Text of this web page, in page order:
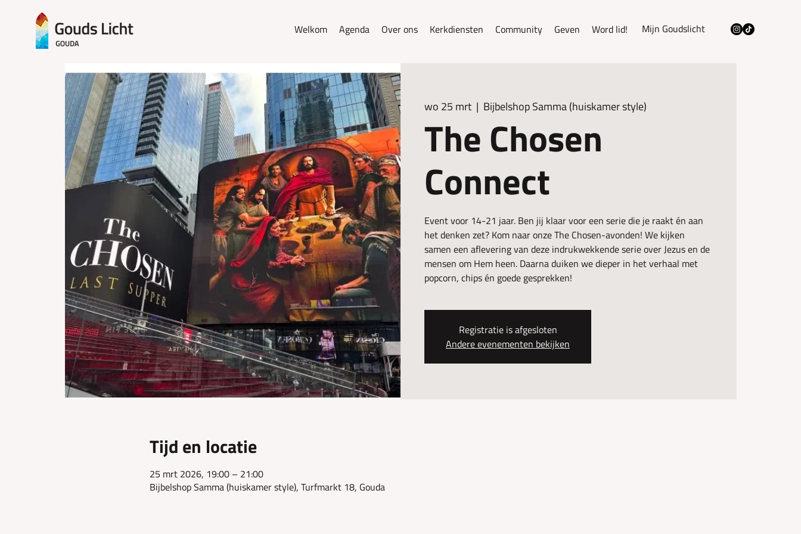
Welkom Agenda Over ons Kerkdiensten Community Geven Word lid! Mijn Goudslicht
wo 25 mrt
  |
Bijbelshop Samma (huiskamer style)
The Chosen
Connect
Event voor 14-21 jaar. Ben jij klaar voor een serie die je raakt én aan
het denken zet? Kom naar onze The Chosen-avonden! We kijken
samen een aflevering van deze indrukwekkende serie over Jezus en de
mensen om Hem heen. Daarna duiken we dieper in het verhaal met
popcorn, chips én goede gesprekken!
Registratie is afgesloten
Andere evenementen bekijken
Tijd en locatie
25 mrt 2026, 19:00 – 21:00
Bijbelshop Samma (huiskamer style), Turfmarkt 18, Gouda